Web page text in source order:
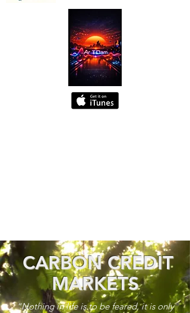
CARBON CREDIT
MARKETS
“Nothing in life is to be feared, it is only